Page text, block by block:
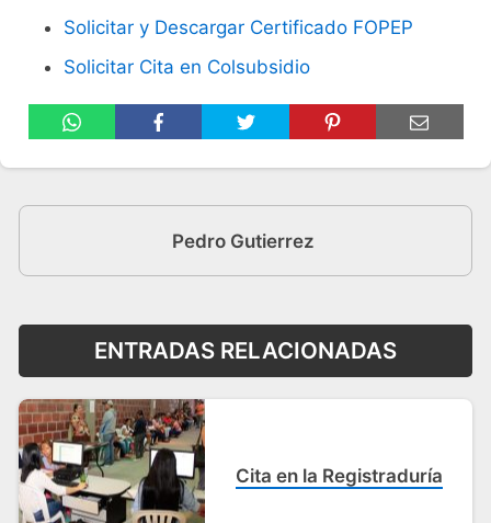
Solicitar y Descargar Certificado FOPEP
Solicitar Cita en Colsubsidio
Pedro Gutierrez
ENTRADAS RELACIONADAS
Cita en la Registraduría